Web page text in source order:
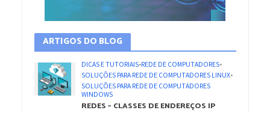
ARTIGOS DO BLOG
DICAS E TUTORIAIS•REDE DE COMPUTADORES•
SOLUÇÕES PARA REDE DE COMPUTADORES LINUX•
SOLUÇÕES PARA REDE DE COMPUTADORES
WINDOWS
REDES – CLASSES DE ENDEREÇOS IP